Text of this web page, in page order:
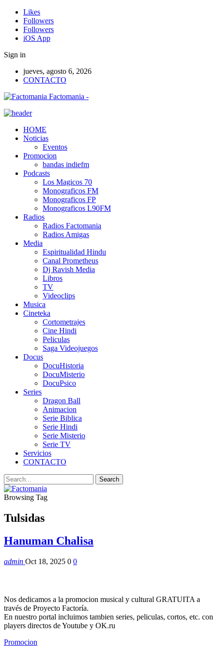
Likes
Followers
Followers
iOS App
Sign in
jueves, agosto 6, 2026
CONTACTO
Factomania -
HOME
Noticias
Eventos
Promocion
bandas indiefm
Podcasts
Los Magicos 70
Monograficos FM
Monograficos FP
Monograficos L90FM
Radios
Radios Factomania
Radios Amigas
Media
Espiritualidad Hindu
Canal Prometheus
Dj Ravish Media
Libros
TV
Videoclips
Musica
Cineteka
Cortometrajes
Cine Hindi
Peliculas
Saga Videojuegos
Docus
DocuHistoria
DocuMisterio
DocuPsico
Series
Dragon Ball
Animacion
Serie Biblica
Serie Hindi
Serie Misterio
Serie TV
Servicios
CONTACTO
Browsing Tag
Tulsidas
Hanuman Chalisa
admin Oct 18, 2025 0 0
Nos dedicamos a la promocion musical y cultural GRATUITA a
través de Proyecto Factoría.
En nuestro portal incluimos tambien series, peliculas, cortos, etc. con
players directos de Youtube y OK.ru
Promocion